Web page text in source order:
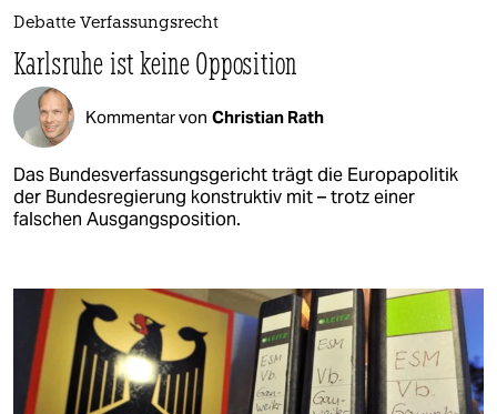
Debatte Verfassungsrecht
Karlsruhe ist keine Opposition
Kommentar von Christian Rath
Das Bundesverfassungsgericht trägt die Europapolitik
der Bundesregierung konstruktiv mit – trotz einer
falschen Ausgangsposition.